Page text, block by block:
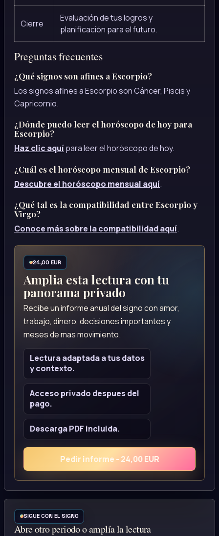
Cierre
Evaluación de tus logros y
planificación para el futuro.
Preguntas frecuentes
¿Qué signos son afines a Escorpio?
Los signos afines a Escorpio son Cáncer, Piscis y
Capricornio.
¿Dónde puedo leer el horóscopo de hoy para
Escorpio?
Haz clic aquípara leer el horóscopo de hoy.
¿Cuál es el horóscopo mensual de Escorpio?
Descubre el horóscopo mensual aquí.
¿Qué tal es la compatibilidad entre Escorpio y
Virgo?
Conoce más sobre la compatibilidad aquí.
24,00 EUR
Amplia esta lectura con tu
panorama privado
Recibe un informe anual del signo con amor,
trabajo, dinero, decisiones importantes y
meses de mas movimiento.
Lectura adaptada a tus datos
y contexto.
Acceso privado despues del
pago.
Descarga PDF incluida.
Pedir informe - 24,00 EUR
SIGUE CON EL SIGNO
Abre otro periodo o amplía la lectura